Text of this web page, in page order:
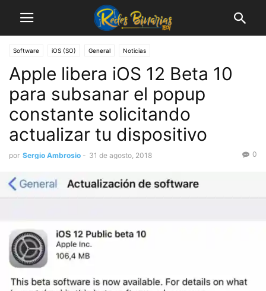
Software iOS (SO) General Noticias
Apple libera iOS 12 Beta 10
para subsanar el popup
constante solicitando
actualizar tu dispositivo
por Sergio Ambrosio - 31 de agosto, 2018 0